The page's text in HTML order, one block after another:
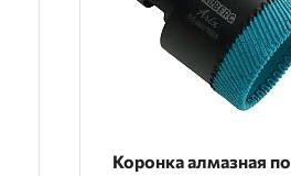
Коронка алмазная по